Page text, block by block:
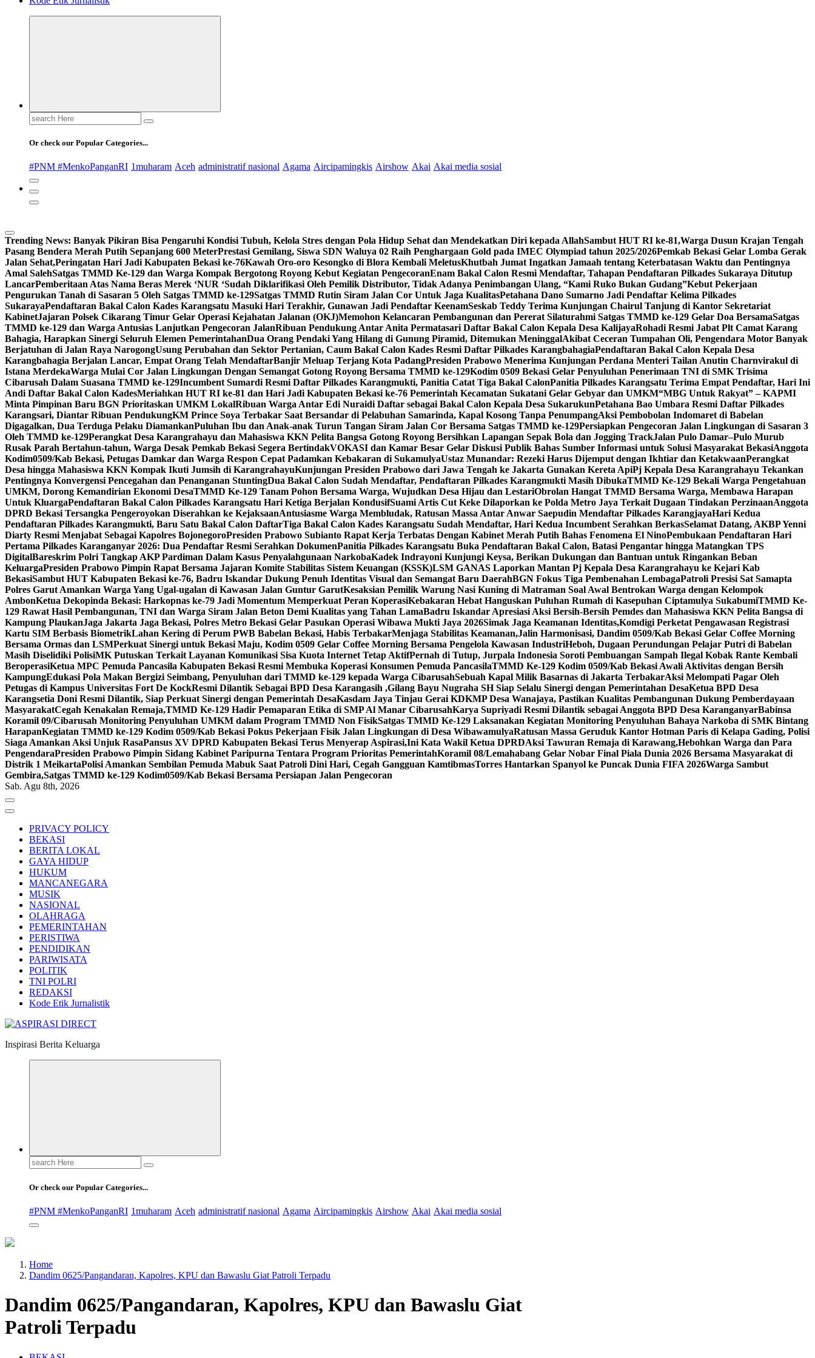
Search
for:
Or check our Popular Categories...
#PNM #MenkoPanganRI 1muharam Aceh administratif nasional Agama Aircipamingkis Airshow Akai Akai media sosial
Trending News: Banyak Pikiran Bisa Pengaruhi Kondisi Tubuh, Kelola Stres dengan Pola Hidup Sehat dan Mendekatkan Diri kepada AllahSambut HUT RI ke-81,Warga Dusun Krajan Tengah
Pasang Bendera Merah Putih Sepanjang 600 MeterPrestasi Gemilang, Siswa SDN Waluya 02 Raih Penghargaan Gold pada IMEC Olympiad tahun 2025/2026Pemkab Bekasi Gelar Lomba Gerak
Jalan Sehat,Peringatan Hari Jadi Kabupaten Bekasi ke-76Kawah Oro-oro Kesongko di Blora Kembali MeletusKhutbah Jumat Ingatkan Jamaah tentang Keterbatasan Waktu dan Pentingnya
Amal SalehSatgas TMMD Ke-129 dan Warga Kompak Bergotong Royong Kebut Kegiatan PengecoranEnam Bakal Calon Resmi Mendaftar, Tahapan Pendaftaran Pilkades Sukaraya Ditutup
LancarPemberitaan Atas Nama Beras Merek ‘NUR ‘Sudah Diklarifikasi Oleh Pemilik Distributor, Tidak Adanya Penimbangan Ulang, “Kami Ruko Bukan Gudang”Kebut Pekerjaan
Pengurukan Tanah di Sasaran 5 Oleh Satgas TMMD ke-129Satgas TMMD Rutin Siram Jalan Cor Untuk Jaga KualitasPetahana Dano Sumarno Jadi Pendaftar Kelima Pilkades
SukarayaPendaftaran Bakal Calon Kades Karangsatu Masuki Hari Terakhir, Gunawan Jadi Pendaftar KeenamSeskab Teddy Terima Kunjungan Chairul Tanjung di Kantor Sekretariat
KabinetJajaran Polsek Cikarang Timur Gelar Operasi Kejahatan Jalanan (OKJ)Memohon Kelancaran Pembangunan dan Pererat Silaturahmi Satgas TMMD ke-129 Gelar Doa BersamaSatgas
TMMD ke-129 dan Warga Antusias Lanjutkan Pengecoran JalanRibuan Pendukung Antar Anita Permatasari Daftar Bakal Calon Kepala Desa KalijayaRohadi Resmi Jabat Plt Camat Karang
Bahagia, Harapkan Sinergi Seluruh Elemen PemerintahanDua Orang Pendaki Yang Hilang di Gunung Piramid, Ditemukan MeninggalAkibat Ceceran Tumpahan Oli, Pengendara Motor Banyak
Berjatuhan di Jalan Raya NarogongUsung Perubahan dan Sektor Pertanian, Caum Bakal Calon Kades Resmi Daftar Pilkades KarangbahagiaPendaftaran Bakal Calon Kepala Desa
Karangbahagia Berjalan Lancar, Empat Orang Telah MendaftarBanjir Meluap Terjang Kota PadangPresiden Prabowo Menerima Kunjungan Perdana Menteri Tailan Anutin Charnvirakul di
Istana MerdekaWarga Mulai Cor Jalan Lingkungan Dengan Semangat Gotong Royong Bersama TMMD ke-129Kodim 0509 Bekasi Gelar Penyuluhan Penerimaan TNI di SMK Trisima
Cibarusah Dalam Suasana TMMD ke-129Incumbent Sumardi Resmi Daftar Pilkades Karangmukti, Panitia Catat Tiga Bakal CalonPanitia Pilkades Karangsatu Terima Empat Pendaftar, Hari Ini
Andi Daftar Bakal Calon KadesMeriahkan HUT RI ke-81 dan Hari Jadi Kabupaten Bekasi ke-76 Pemerintah Kecamatan Sukatani Gelar Gebyar dan UMKM“MBG Untuk Rakyat” – KAPMI
Minta Pimpinan Baru BGN Prioritaskan UMKM LokalRibuan Warga Antar Edi Nuraidi Daftar sebagai Bakal Calon Kepala Desa SukarukunPetahana Bao Umbara Resmi Daftar Pilkades
Karangsari, Diantar Ribuan PendukungKM Prince Soya Terbakar Saat Bersandar di Pelabuhan Samarinda, Kapal Kosong Tanpa PenumpangAksi Pembobolan Indomaret di Babelan
Digagalkan, Dua Terduga Pelaku DiamankanPuluhan Ibu dan Anak-anak Turun Tangan Siram Jalan Cor Bersama Satgas TMMD ke-129Persiapkan Pengecoran Jalan Lingkungan di Sasaran 3
Oleh TMMD ke-129Perangkat Desa Karangrahayu dan Mahasiswa KKN Pelita Bangsa Gotong Royong Bersihkan Lapangan Sepak Bola dan Jogging TrackJalan Pulo Damar–Pulo Murub
Rusak Parah Bertahun-tahun, Warga Desak Pemkab Bekasi Segera BertindakVOKASI dan Kamar Besar Gelar Diskusi Publik Bahas Sumber Informasi untuk Solusi Masyarakat BekasiAnggota
Kodim0509/Kab Bekasi, Petugas Damkar dan Warga Respon Cepat Padamkan Kebakaran di SukamulyaUstaz Munandar: Rezeki Harus Dijemput dengan Ikhtiar dan KetakwaanPerangkat
Desa hingga Mahasiswa KKN Kompak Ikuti Jumsih di KarangrahayuKunjungan Presiden Prabowo dari Jawa Tengah ke Jakarta Gunakan Kereta ApiPj Kepala Desa Karangrahayu Tekankan
Pentingnya Konvergensi Pencegahan dan Penanganan StuntingDua Bakal Calon Sudah Mendaftar, Pendaftaran Pilkades Karangmukti Masih DibukaTMMD Ke-129 Bekali Warga Pengetahuan
UMKM, Dorong Kemandirian Ekonomi DesaTMMD Ke-129 Tanam Pohon Bersama Warga, Wujudkan Desa Hijau dan LestariObrolan Hangat TMMD Bersama Warga, Membawa Harapan
Untuk KluargaPendaftaran Bakal Calon Pilkades Karangsatu Hari Ketiga Berjalan KondusifSuami Artis Cut Keke Dilaporkan ke Polda Metro Jaya Terkait Dugaan Tindakan PerzinaanAnggota
DPRD Bekasi Tersangka Pengeroyokan Diserahkan ke KejaksaanAntusiasme Warga Membludak, Ratusan Massa Antar Anwar Saepudin Mendaftar Pilkades KarangjayaHari Kedua
Pendaftaran Pilkades Karangmukti, Baru Satu Bakal Calon DaftarTiga Bakal Calon Kades Karangsatu Sudah Mendaftar, Hari Kedua Incumbent Serahkan BerkasSelamat Datang, AKBP Yenni
Diarty Resmi Menjabat Sebagai Kapolres BojonegoroPresiden Prabowo Subianto Rapat Kerja Terbatas Dengan Kabinet Merah Putih Bahas Fenomena El NinoPembukaan Pendaftaran Hari
Pertama Pilkades Karanganyar 2026: Dua Pendaftar Resmi Serahkan DokumenPanitia Pilkades Karangsatu Buka Pendaftaran Bakal Calon, Batasi Pengantar hingga Matangkan TPS
DigitalBareskrim Polri Tangkap AKP Pardiman Dalam Kasus Penyalahgunaan NarkobaKadek Indrayoni Kunjungi Keysa, Berikan Dukungan dan Bantuan untuk Ringankan Beban
KeluargaPresiden Prabowo Pimpin Rapat Bersama Jajaran Komite Stabilitas Sistem Keuangan (KSSK)LSM GANAS Laporkan Mantan Pj Kepala Desa Karangrahayu ke Kejari Kab
BekasiSambut HUT Kabupaten Bekasi ke-76, Badru Iskandar Dukung Penuh Identitas Visual dan Semangat Baru DaerahBGN Fokus Tiga Pembenahan LembagaPatroli Presisi Sat Samapta
Polres Garut Amankan Warga Yang Ugal-ugalan di Kawasan Jalan Guntur GarutKesaksian Pemilik Warung Nasi Kuning di Matraman Soal Awal Bentrokan Warga dengan Kelompok
AmbonKetua Dekopinda Bekasi: Harkopnas ke-79 Jadi Momentum Memperkuat Peran KoperasiKebakaran Hebat Hanguskan Puluhan Rumah di Kasepuhan Ciptamulya SukabumiTMMD Ke-
129 Rawat Hasil Pembangunan, TNI dan Warga Siram Jalan Beton Demi Kualitas yang Tahan LamaBadru Iskandar Apresiasi Aksi Bersih-Bersih Pemdes dan Mahasiswa KKN Pelita Bangsa di
Kampung PlaukanJaga Jakarta Jaga Bekasi, Polres Metro Bekasi Gelar Pasukan Operasi Wibawa Mukti Jaya 2026Simak Jaga Keamanan Identitas,Komdigi Perketat Pengawasan Registrasi
Kartu SIM Berbasis BiometrikLahan Kering di Perum PWB Babelan Bekasi, Habis TerbakarMenjaga Stabilitas Keamanan,Jalin Harmonisasi, Dandim 0509/Kab Bekasi Gelar Coffee Morning
Bersama Ormas dan LSMPerkuat Sinergi untuk Bekasi Maju, Kodim 0509 Gelar Coffee Morning Bersama Pengelola Kawasan IndustriHeboh, Dugaan Perundungan Pelajar Putri di Babelan
Masih Diselidiki PolisiMK Putuskan Terkait Layanan Komunikasi Sisa Kuota Internet Tetap AktifPernah di Tutup, Jurpala Indonesia Soroti Pembuangan Sampah Ilegal Kobak Rante Kembali
BeroperasiKetua MPC Pemuda Pancasila Kabupaten Bekasi Resmi Membuka Koperasi Konsumen Pemuda PancasilaTMMD Ke-129 Kodim 0509/Kab Bekasi Awali Aktivitas dengan Bersih
KampungEdukasi Pola Makan Bergizi Seimbang, Penyuluhan dari TMMD ke-129 kepada Warga CibarusahSebuah Kapal Milik Basarnas di Jakarta TerbakarAksi Melompati Pagar Oleh
Petugas di Kampus Universitas Fort De KockResmi Dilantik Sebagai BPD Desa Karangasih ,Gilang Bayu Nugraha SH Siap Selalu Sinergi dengan Pemerintahan DesaKetua BPD Desa
Karangsetia Doni Resmi Dilantik, Siap Perkuat Sinergi dengan Pemerintah DesaKasdam Jaya Tinjau Gerai KDKMP Desa Wanajaya, Pastikan Kualitas Pembangunan Dukung Pemberdayaan
MasyarakatCegah Kenakalan Remaja,TMMD Ke-129 Hadir Pemaparan Etika di SMP Al Manar CibarusahKarya Supriyadi Resmi Dilantik sebagai Anggota BPD Desa KaranganyarBabinsa
Koramil 09/Cibarusah Monitoring Penyuluhan UMKM dalam Program TMMD Non FisikSatgas TMMD Ke-129 Laksanakan Kegiatan Monitoring Penyuluhan Bahaya Narkoba di SMK Bintang
HarapanKegiatan TMMD ke-129 Kodim 0509/Kab Bekasi Pokus Pekerjaan Fisik Jalan Lingkungan di Desa WibawamulyaRatusan Massa Geruduk Kantor Hotman Paris di Kelapa Gading, Polisi
Siaga Amankan Aksi Unjuk RasaPansus XV DPRD Kabupaten Bekasi Terus Menyerap Aspirasi,Ini Kata Wakil Ketua DPRDAksi Tawuran Remaja di Karawang,Hebohkan Warga dan Para
PengendaraPresiden Prabowo Pimpin Sidang Kabinet Paripurna Tentara Program Prioritas PemerintahKoramil 08/Lemahabang Gelar Nobar Final Piala Dunia 2026 Bersama Masyarakat di
Distrik 1 MeikartaPolisi Amankan Sembilan Pemuda Mabuk Saat Patroli Dini Hari, Cegah Gangguan KamtibmasTorres Hantarkan Spanyol ke Puncak Dunia FIFA 2026Warga Sambut
Gembira,Satgas TMMD ke-129 Kodim0509/Kab Bekasi Bersama Persiapan Jalan Pengecoran
Sab. Agu 8th, 2026
PRIVACY POLICY
BEKASI
BERITA LOKAL
GAYA HIDUP
HUKUM
MANCANEGARA
MUSIK
NASIONAL
OLAHRAGA
PEMERINTAHAN
PERISTIWA
PENDIDIKAN
PARIWISATA
POLITIK
TNI POLRI
REDAKSI
Kode Etik Jurnalistik
Inspirasi Berita Keluarga
Search
for:
Or check our Popular Categories...
#PNM #MenkoPanganRI 1muharam Aceh administratif nasional Agama Aircipamingkis Airshow Akai Akai media sosial
Home
Dandim 0625/Pangandaran, Kapolres, KPU dan Bawaslu Giat Patroli Terpadu
Dandim 0625/Pangandaran, Kapolres, KPU dan Bawaslu Giat
Patroli Terpadu